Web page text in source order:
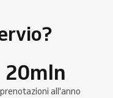
20mln
all'anno